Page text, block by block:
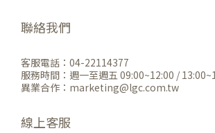
聯絡我們
客服電話：04-22114377
服務時間：週一至週五 09:00~12:00 /
異業合作：marketing@lgc.com.tw
線上客服